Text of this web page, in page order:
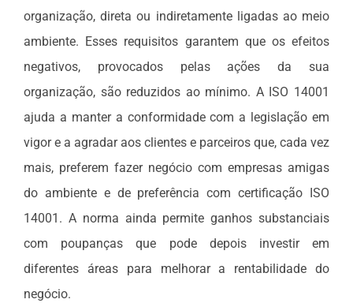
organização, direta ou indiretamente ligadas ao meio
ambiente. Esses requisitos garantem que os efeitos
negativos, provocados pelas ações da sua
organização, são reduzidos ao mínimo. A ISO 14001
ajuda a manter a conformidade com a legislação em
vigor e a agradar aos clientes e parceiros que, cada vez
mais, preferem fazer negócio com empresas amigas
do ambiente e de preferência com certificação ISO
14001. A norma ainda permite ganhos substanciais
com poupanças que pode depois investir em
diferentes áreas para melhorar a rentabilidade do
negócio.